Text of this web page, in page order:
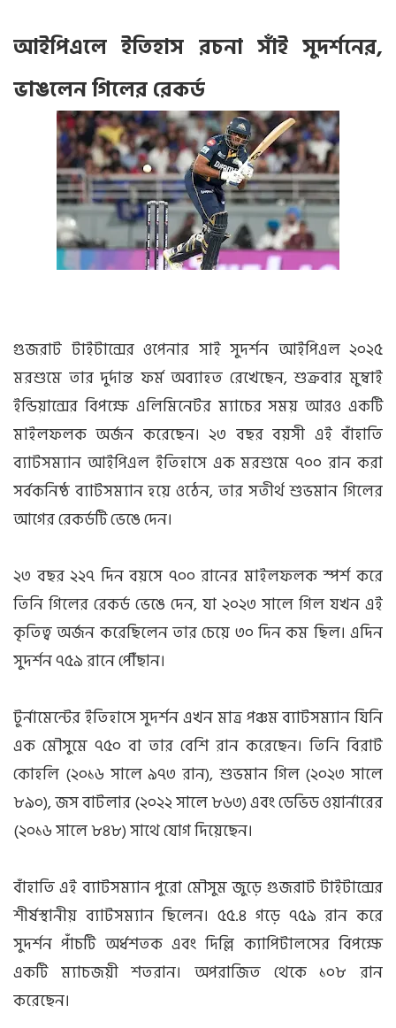
আইপিএলে ইতিহাস রচনা সাঁই সুদর্শনের,
ভাঙলেন গিলের রেকর্ড
গুজরাট টাইটান্সের ওপেনার সাই সুদর্শন আইপিএল ২০২৫
মরশুমে তার দুর্দান্ত ফর্ম অব্যাহত রেখেছেন, শুক্রবার মুম্বাই
ইন্ডিয়ান্সের বিপক্ষে এলিমিনেটর ম্যাচের সময় আরও একটি
মাইলফলক অর্জন করেছেন। ২৩ বছর বয়সী এই বাঁহাতি
ব্যাটসম্যান আইপিএল ইতিহাসে এক মরশুমে ৭০০ রান করা
সর্বকনিষ্ঠ ব্যাটসম্যান হয়ে ওঠেন, তার সতীর্থ শুভমান গিলের
আগের রেকর্ডটি ভেঙে দেন।
২৩ বছর ২২৭ দিন বয়সে ৭০০ রানের মাইলফলক স্পর্শ করে
তিনি গিলের রেকর্ড ভেঙে দেন, যা ২০২৩ সালে গিল যখন এই
কৃতিত্ব অর্জন করেছিলেন তার চেয়ে ৩০ দিন কম ছিল। এদিন
সুদর্শন ৭৫৯ রানে পৌঁছান।
টুর্নামেন্টের ইতিহাসে সুদর্শন এখন মাত্র পঞ্চম ব্যাটসম্যান যিনি
এক মৌসুমে ৭৫০ বা তার বেশি রান করেছেন। তিনি বিরাট
কোহলি (২০১৬ সালে ৯৭৩ রান), শুভমান গিল (২০২৩ সালে
৮৯০), জস বাটলার (২০২২ সালে ৮৬৩) এবং ডেভিড ওয়ার্নারের
(২০১৬ সালে ৮৪৮) সাথে যোগ দিয়েছেন।
বাঁহাতি এই ব্যাটসম্যান পুরো মৌসুম জুড়ে গুজরাট টাইটান্সের
শীর্ষস্থানীয় ব্যাটসম্যান ছিলেন। ৫৫.৪ গড়ে ৭৫৯ রান করে
সুদর্শন পাঁচটি অর্ধশতক এবং দিল্লি ক্যাপিটালসের বিপক্ষে
একটি ম্যাচজয়ী শতরান। অপরাজিত থেকে ১০৮ রান
করেছেন।